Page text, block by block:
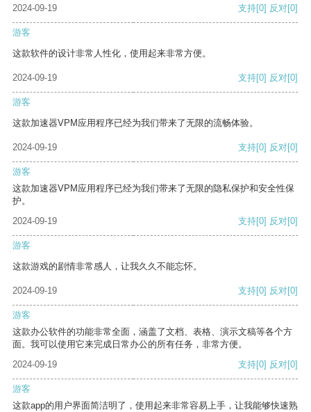
2024-09-19
支持[0] 反对[0]
游客
这款软件的设计非常人性化，使用起来非常方便。
2024-09-19 支持[0] 反对[0]
游客
这款加速器VPM应用程序已经为我们带来了无限的流畅体验。
2024-09-19 支持[0] 反对[0]
游客
这款加速器VPM应用程序已经为我们带来了无限的隐私保护和安全性保
护。
2024-09-19
支持[0] 反对[0]
游客
这款游戏的剧情非常感人，让我久久不能忘怀。
2024-09-19 支持[0] 反对[0]
游客
这款办公软件的功能非常全面，涵盖了文档、表格、演示文稿等各个方
面。我可以使用它来完成日常办公的所有任务，非常方便。
2024-09-19
支持[0] 反对[0]
游客
这款app的用户界面简洁明了，使用起来非常容易上手，让我能够快速熟